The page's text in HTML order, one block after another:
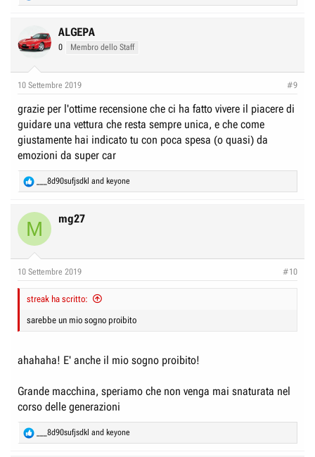
e
t
i
s
ALGEPA
0 Membro dello Staff
10 Settembre 2019 #9
grazie per l'ottime recensione che ci ha fatto vivere il piacere di
guidare una vettura che resta sempre unica, e che come
giustamente hai indicato tu con poca spesa (o quasi) da
emozioni da super car
e
t
s
___8d90sufjsdkl and keyone
M mg27
10 Settembre 2019 #10
streak ha scritto:
sarebbe un mio sogno proibito
ahahaha! E' anche il mio sogno proibito!
Grande macchina, speriamo che non venga mai snaturata nel
corso delle generazioni
e
___8d90sufjsdkl and keyone